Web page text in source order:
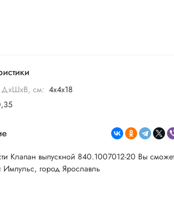
ДхШхВ, см: 4х4х18
Клапан выпускной 840.1007012-20 Вы
Импульс, город Ярославль